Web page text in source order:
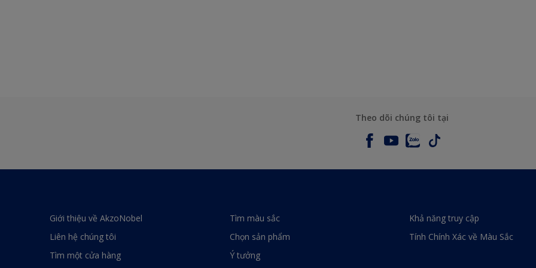
Theo dõi chúng tôi tại
Giới thiệu về AkzoNobel
Liên hệ chúng tôi
Tìm một cửa hàng
Tìm màu sắc
Chọn sản phẩm
Ý tưởng
Khả năng truy cập
Tính Chính Xác về Màu Sắc